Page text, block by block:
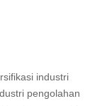
industri
pengolahan